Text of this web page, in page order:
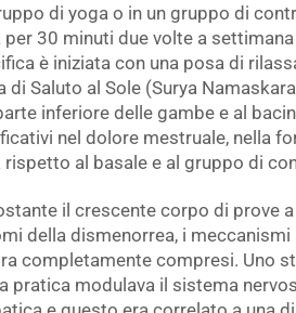
di yoga o in un gruppo di
per 30 minuti due volte a
è iniziata con una posa di
di Saluto al Sole (Surya
inferiore delle gambe e al
nel dolore mestruale, nella
rispetto al basale e al gruppo di
il crescente corpo di prove
della dismenorrea, i
completamente compresi. Uno
pratica modulava il sistema